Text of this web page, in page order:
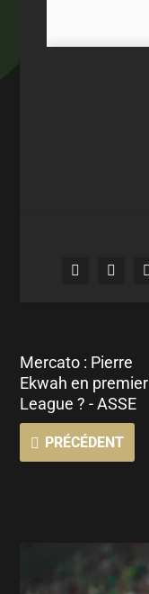
Mercato : Pierre
Ekwah en premier
League ? - ASSE
PRÉCÉDENT